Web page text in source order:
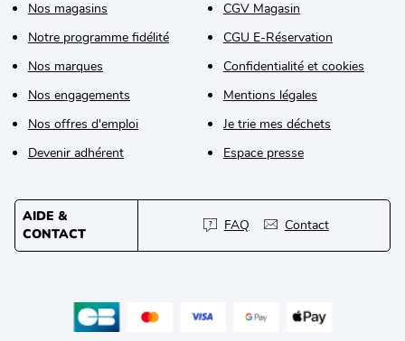
Nos magasins
Notre programme fidélité
Nos marques
Nos engagements
Nos offres d'emploi
Devenir adhérent
CGV Magasin
CGU E-Réservation
Confidentialité et cookies
Mentions légales
Je trie mes déchets
Espace presse
AIDE &
CONTACT
FAQ Contact